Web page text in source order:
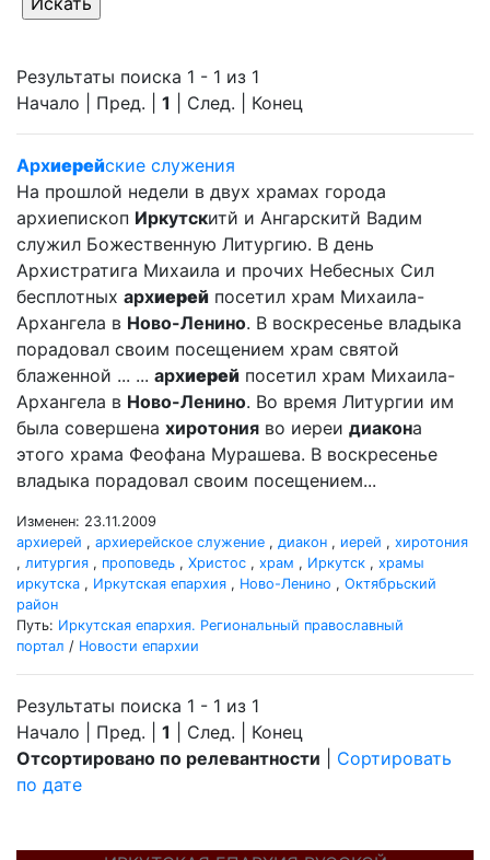
Результаты поиска 1 - 1 из 1
Начало | Пред. | 1 | След. | Конец
Архиерейские служения
На прошлой недели в двух храмах города
архиепископ Иркутскитй и Ангарскитй Вадим
служил Божественную Литургию. В день
Архистратига Михаила и прочих Небесных Сил
бесплотных архиерей посетил храм Михаила-
Архангела в Ново-Ленино. В воскресенье владыка
порадовал своим посещением храм святой
блаженной ... ... архиерей посетил храм Михаила-
Архангела в Ново-Ленино. Во время Литургии им
была совершена хиротония во иереи диакона
этого храма Феофана Мурашева. В воскресенье
владыка порадовал своим посещением...
Изменен: 23.11.2009
архиерей , архиерейское служение , диакон , иерей , хиротония
, литургия , проповедь , Христос , храм , Иркутск , храмы
иркутска , Иркутская епархия , Ново-Ленино , Октябрьский
район
Путь: Иркутская епархия. Региональный православный
портал / Новости епархии
Результаты поиска 1 - 1 из 1
Начало | Пред. | 1 | След. | Конец
Отсортировано по релевантности
Сортировать
по дате